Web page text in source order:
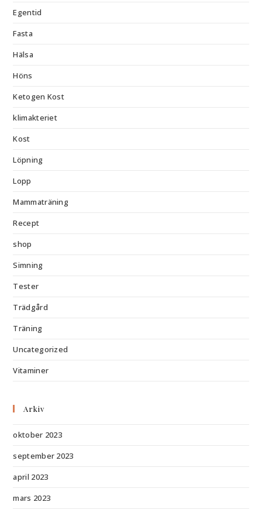
Egentid
Fasta
Hälsa
Höns
Ketogen Kost
klimakteriet
Kost
Löpning
Lopp
Mammaträning
Recept
shop
Simning
Tester
Trädgård
Träning
Uncategorized
Vitaminer
Arkiv
oktober 2023
september 2023
april 2023
mars 2023